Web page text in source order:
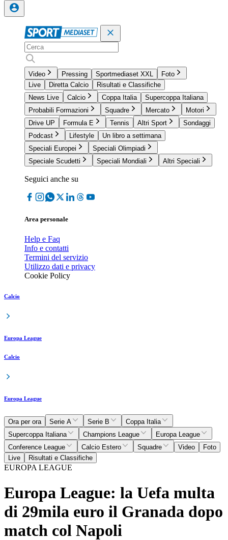
Video Pressing Sportmediaset XXL
Foto
Live
Diretta Calcio
Risultati e Classifiche
News Live
Calcio Coppa Italia
Supercoppa Italiana
Probabili Formazioni
Squadre Mercato
Motori
Drive UP
Formula E Tennis Altri Sport
Sondaggi
Podcast
Lifestyle
Un libro a settimana
Speciali Europei
Speciali Olimpiadi
Speciale Scudetti
Speciali Mondiali Altri Speciali
Seguici anche su
Area personale
Help e Faq
Info e contatti
Termini del servizio
Utilizzo dati e privacy
Cookie Policy
Calcio
Europa League
Calcio
Europa League
Ora per ora Serie A Serie B
Coppa Italia
Supercoppa Italiana
Champions League
Europa League
Conference League
Calcio Estero Squadre Video
Foto
Live
Risultati e Classifiche
EUROPA LEAGUE
Europa League: la Uefa multa
di 29mila euro il Granada dopo
match col Napoli